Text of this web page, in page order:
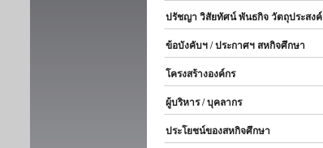
ปรัชญา วิสัยทัศน์ พันธกิจ วัตถุประสงค์
ข้อบังคับฯ / ประกาศฯ สหกิจศึกษา
โครงสร้างองค์กร
ผู้บริหาร / บุคลากร
ประโยชน์ของสหกิจศึกษา